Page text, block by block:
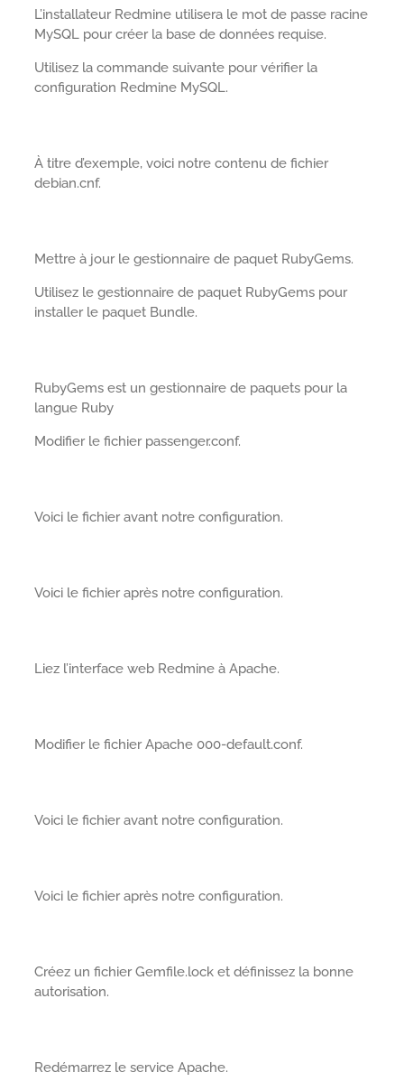
L’installateur Redmine utilisera le mot de passe racine
MySQL pour créer la base de données requise.
Utilisez la commande suivante pour vérifier la
configuration Redmine MySQL.
À titre d’exemple, voici notre contenu de fichier
debian.cnf.
Mettre à jour le gestionnaire de paquet RubyGems.
Utilisez le gestionnaire de paquet RubyGems pour
installer le paquet Bundle.
RubyGems est un gestionnaire de paquets pour la
langue Ruby
Modifier le fichier passenger.conf.
Voici le fichier avant notre configuration.
Voici le fichier après notre configuration.
Liez l’interface web Redmine à Apache.
Modifier le fichier Apache 000-default.conf.
Voici le fichier avant notre configuration.
Voici le fichier après notre configuration.
Créez un fichier Gemfile.lock et définissez la bonne
autorisation.
Redémarrez le service Apache.